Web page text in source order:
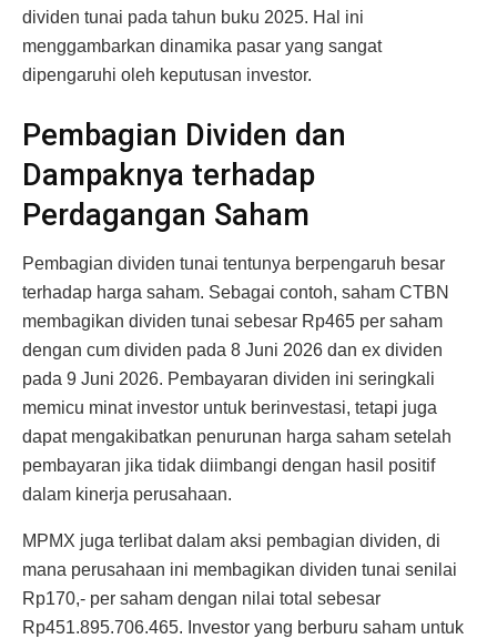
dividen tunai pada tahun buku 2025. Hal ini
menggambarkan dinamika pasar yang sangat
dipengaruhi oleh keputusan investor.
Pembagian Dividen dan
Dampaknya terhadap
Perdagangan Saham
Pembagian dividen tunai tentunya berpengaruh besar
terhadap harga saham. Sebagai contoh, saham CTBN
membagikan dividen tunai sebesar Rp465 per saham
dengan cum dividen pada 8 Juni 2026 dan ex dividen
pada 9 Juni 2026. Pembayaran dividen ini seringkali
memicu minat investor untuk berinvestasi, tetapi juga
dapat mengakibatkan penurunan harga saham setelah
pembayaran jika tidak diimbangi dengan hasil positif
dalam kinerja perusahaan.
MPMX juga terlibat dalam aksi pembagian dividen, di
mana perusahaan ini membagikan dividen tunai senilai
Rp170,- per saham dengan nilai total sebesar
Rp451.895.706.465. Investor yang berburu saham untuk